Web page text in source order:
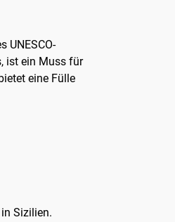
UNESCO-
ist ein Muss für
eine Fülle
Sizilien.